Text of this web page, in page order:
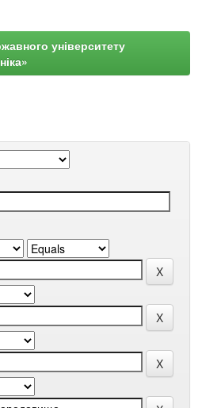
університету